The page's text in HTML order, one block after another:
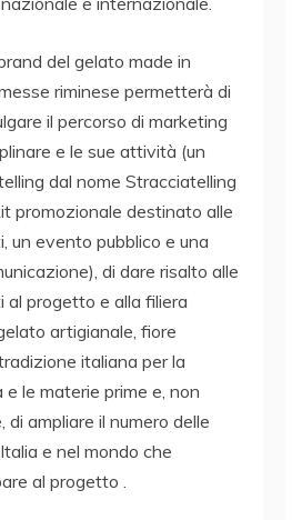
del gelato made in
riminese permetterà di
il percorso di marketing
e le sue attività (un
dal nome Stracciatelling
promozionale destinato alle
un evento pubblico e una
di dare risalto alle
al progetto e alla filiera
artigianale, fiore
italiana per la
le materie prime e, non
ampliare il numero delle
e nel mondo che
al progetto .